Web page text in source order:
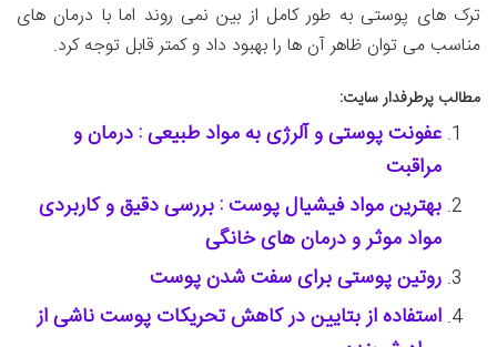
ترک های پوستی به طور کامل از بین نمی روند اما با درمان های
مناسب می توان ظاهر آن ها را بهبود داد و کمتر قابل توجه کرد.
مطالب پرطرفدار سایت:
عفونت پوستی و آلرژی به مواد طبیعی : درمان و
مراقبت
بهترین مواد فیشیال پوست : بررسی دقیق و کاربردی
مواد موثر و درمان های خانگی
روتین پوستی برای سفت شدن پوست
استفاده از بتایین در کاهش تحریکات پوست ناشی از